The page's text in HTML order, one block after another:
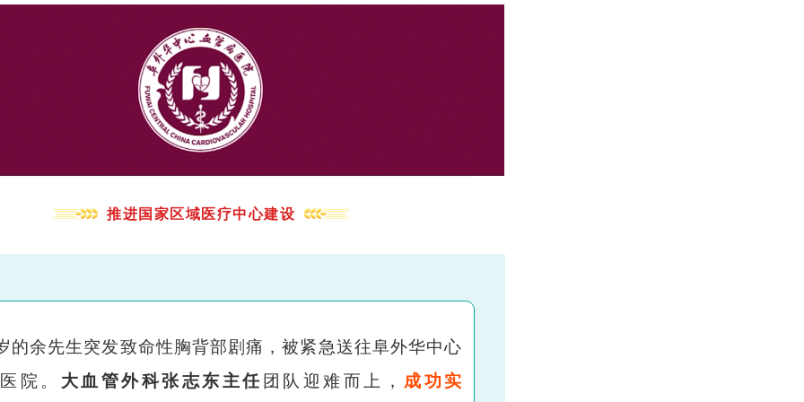
推进国家区域医疗中心建设
的余先生突发致命性胸背部剧痛，被紧急送往阜外华中心
院。 大血管外科张志东主任团队迎难而上， 成功实